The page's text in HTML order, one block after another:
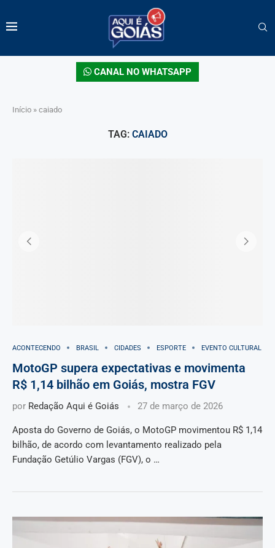
CANAL NO WHATSAPP
Início » caiado
TAG: CAIADO
ACONTECENDO BRASIL CIDADES ESPORTE EVENTO CULTURAL
MotoGP supera expectativas e movimenta
R$ 1,14 bilhão em Goiás, mostra FGV
por Redação Aqui é Goiás 27 de março de 2026
Aposta do Governo de Goiás, o MotoGP movimentou R$ 1,14
bilhão, de acordo com levantamento realizado pela
Fundação Getúlio Vargas (FGV), o …